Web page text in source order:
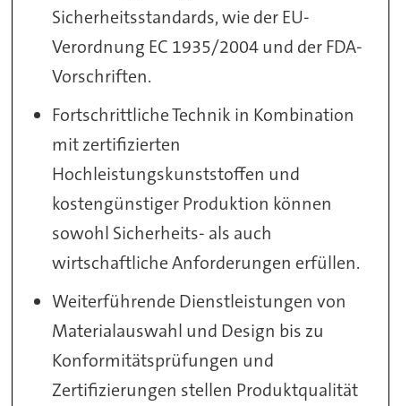
Sicherheitsstandards, wie der EU-
Verordnung EC 1935/2004 und der FDA-
Vorschriften.
Fortschrittliche Technik in Kombination
mit zertifizierten
Hochleistungskunststoffen und
kostengünstiger Produktion können
sowohl Sicherheits- als auch
wirtschaftliche Anforderungen erfüllen.
Weiterführende Dienstleistungen von
Materialauswahl und Design bis zu
Konformitätsprüfungen und
Zertifizierungen stellen Produktqualität